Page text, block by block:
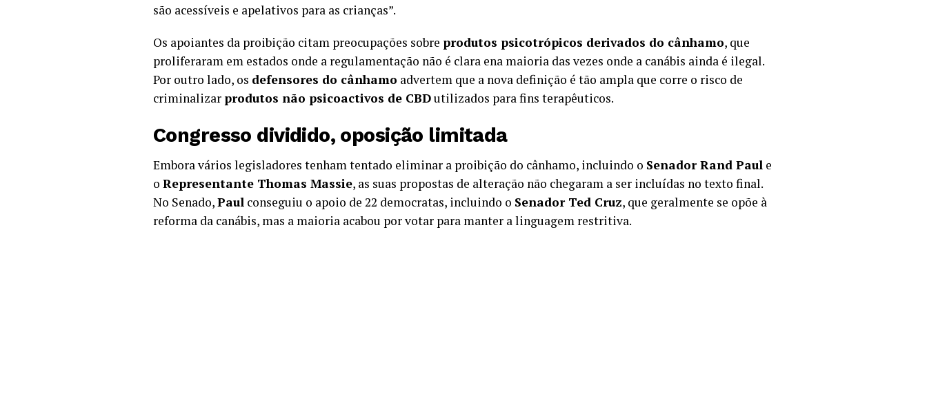
são acessíveis e apelativos para as crianças”.
Os apoiantes da proibição citam preocupações sobre produtos psicotrópicos derivados do cânhamo, que
proliferaram em estados onde a regulamentação não é clara ena maioria das vezes onde a canábis ainda é ilegal.
Por outro lado, os defensores do cânhamo advertem que a nova definição é tão ampla que corre o risco de
criminalizar produtos não psicoactivos de CBDutilizados para fins terapêuticos.
Congresso dividido, oposição limitada
Embora vários legisladores tenham tentado eliminar a proibição do cânhamo, incluindo o Senador Rand Paul e
o Representante Thomas Massie, as suas propostas de alteração não chegaram a ser incluídas no texto final.
No Senado,Paul conseguiu o apoio de 22 democratas, incluindo o Senador Ted Cruz, que geralmente se opõe à
reforma da canábis, mas a maioria acabou por votar para manter a linguagem restritiva.